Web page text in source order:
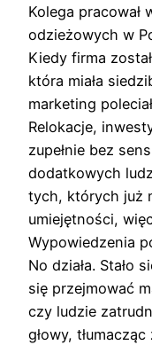
Kolega pracował
odzieżowych w
Kiedy firma
która miała
marketing
Relokacje,
zupełnie bez
dodatkowych
tych, których już
umiejętności,
Wypowiedzenia
No działa. Stało
się przejmować
czy ludzie
głowy,